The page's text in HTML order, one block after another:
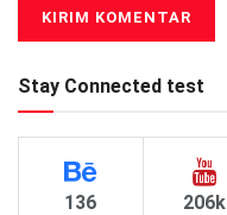
Stay Connected test
136 206k